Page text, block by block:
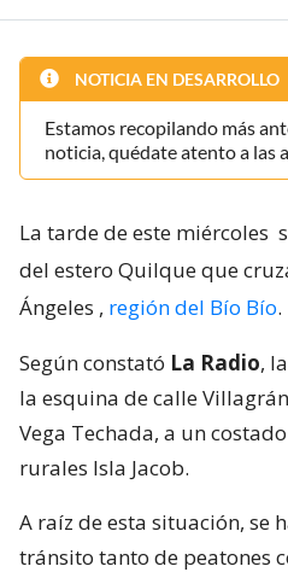
NOTICIA EN DESARROLLO
Estamos recopilando más
noticia, quédate atento a las
La tarde de este miércoles
del estero Quilque que
Ángeles , región del Bío Bío.
Según constató La Radio,
la esquina de calle
Vega Techada, a un
rurales Isla Jacob.
A raíz de esta situación, se
tránsito tanto de peatones